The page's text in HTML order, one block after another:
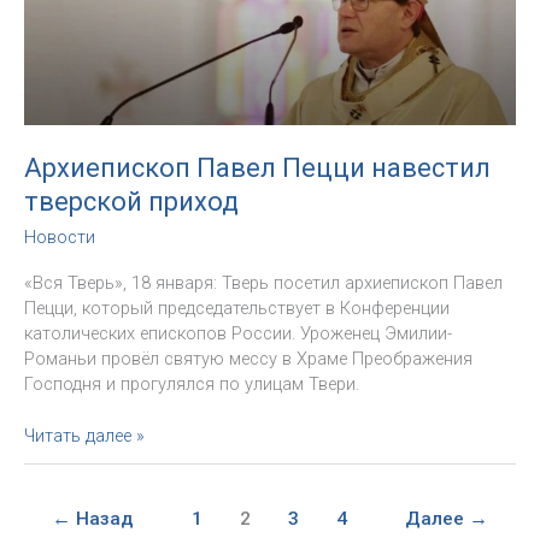
Новости.
Архиепископ Павел Пецци навестил
тверской приход
Новости
«Вся Тверь», 18 января: Тверь посетил архиепископ Павел
Пецци, который председательствует в Конференции
католических епископов России. Уроженец Эмилии-
Романьи провёл святую мессу в Храме Преображения
Господня и прогулялся по улицам Твери.
Архиепископ
Павел
навестил
Читать далее »
← Назад 1 2 3 4 Далее →